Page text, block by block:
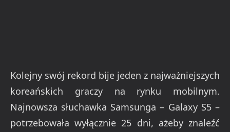
Kolejny swój rekord bije jeden z najważniejszych
koreańskich graczy na rynku mobilnym.
Najnowsza słuchawka Samsunga – Galaxy S5 –
potrzebowała wyłącznie 25 dni, ażeby znaleźć